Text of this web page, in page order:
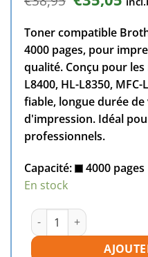
prix
initial
était :
€38,95.
prix
est :
Toner compatible
4000 pages, pour
qualité. Conçu pour
L8400, HL-L8350,
fiable, longue durée
d'impression. Idéal
professionnels.
Capacité:
4000 pages
En stock
quantité de Toner